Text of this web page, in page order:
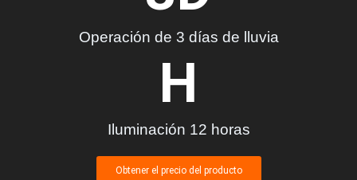
Operación de 3 días de lluvia
Iluminación 12 horas
H
Obtener el precio del producto